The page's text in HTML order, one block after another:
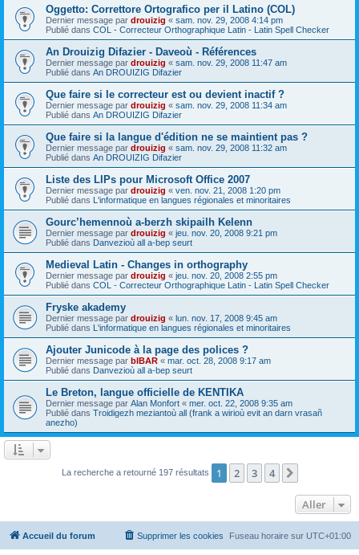
Oggetto: Correttore Ortografico per il Latino (COL)
Dernier message par drouizig « sam. nov. 29, 2008 4:14 pm
Publié dans COL - Correcteur Orthographique Latin - Latin Spell Checker
An Drouizig Difazier - Daveoù - Références
Dernier message par drouizig « sam. nov. 29, 2008 11:47 am
Publié dans An DROUIZIG Difazier
Que faire si le correcteur est ou devient inactif ?
Dernier message par drouizig « sam. nov. 29, 2008 11:34 am
Publié dans An DROUIZIG Difazier
Que faire si la langue d'édition ne se maintient pas ?
Dernier message par drouizig « sam. nov. 29, 2008 11:32 am
Publié dans An DROUIZIG Difazier
Liste des LIPs pour Microsoft Office 2007
Dernier message par drouizig « ven. nov. 21, 2008 1:20 pm
Publié dans L'informatique en langues régionales et minoritaires
Gourc’hemennoù a-berzh skipailh Kelenn
Dernier message par drouizig « jeu. nov. 20, 2008 9:21 pm
Publié dans Danvezioù all a-bep seurt
Medieval Latin - Changes in orthography
Dernier message par drouizig « jeu. nov. 20, 2008 2:55 pm
Publié dans COL - Correcteur Orthographique Latin - Latin Spell Checker
Fryske akademy
Dernier message par drouizig « lun. nov. 17, 2008 9:45 am
Publié dans L'informatique en langues régionales et minoritaires
Ajouter Junicode à la page des polices ?
Dernier message par bIBAR « mar. oct. 28, 2008 9:17 am
Publié dans Danvezioù all a-bep seurt
Le Breton, langue officielle de KENTIKA
Dernier message par Alan Monfort « mer. oct. 22, 2008 9:35 am
Publié dans Troidigezh meziantoù all (frank a wirioù evit an darn vrasañ
anezho)
La recherche a retourné 197 résultats 1 2 3 4
Aller
Accueil du forum Fuseau horaire sur UTC+01:00
Supprimer les cookies